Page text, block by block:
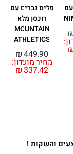
₪
₪
פליס גברים עם
רוכסן מלא
MOUNTAIN
ATHLETICS
מחיר מועדון:
₪ 337.42
₪ 449.90
והשקות !